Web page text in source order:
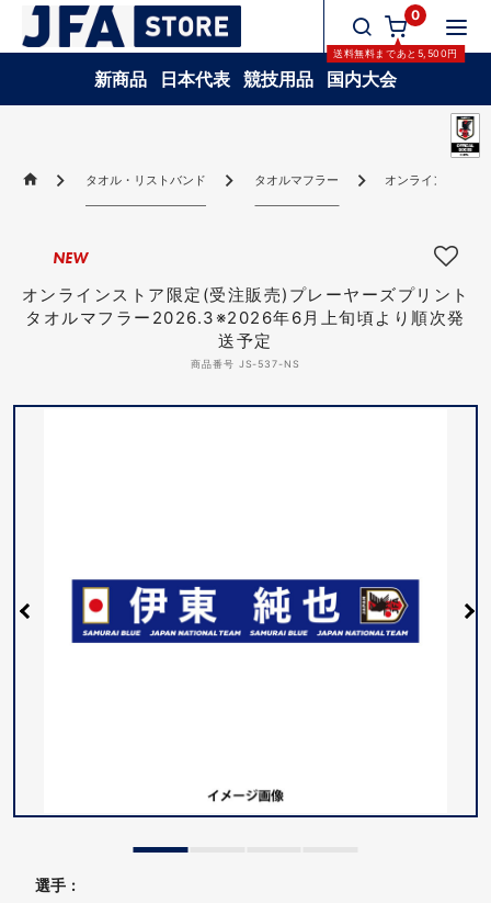
0
送料無料まであと 5,500円
新商品 日本代表 競技用品 国内大会
タオル・リストバンド タオルマフラー オンラインストア
オンラインストア限定(受注販売)プレーヤーズプリント
タオルマフラー2026.3※2026年6月上旬頃より順次発
送予定
商品番号 JS-537-NS
NEW
選手 :